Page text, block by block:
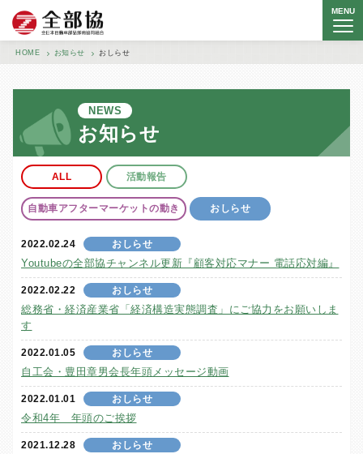
MENU
全日本自動車部品卸商協同組合
HOME お知らせ おしらせ
NEWS
お知らせ
ALL 活動報告
自動車アフターマーケットの動き おしらせ
2022.02.24 おしらせ
Youtubeの全部協チャンネル更新『顧客対応マナー 電話応対編』
2022.02.22 おしらせ
総務省・経済産業省「経済構造実態調査」にご協力をお願いしま
す
2022.01.05 おしらせ
自工会・豊田章男会長年頭メッセージ動画
2022.01.01 おしらせ
令和4年 年頭のご挨拶
2021.12.28 おしらせ